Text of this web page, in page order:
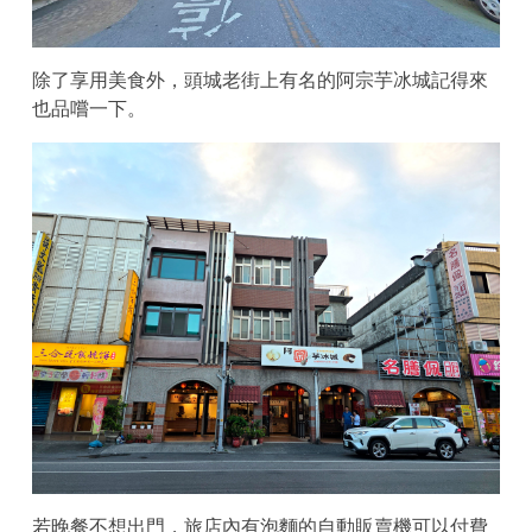
除了享用美食外，頭城老街上有名的阿宗芋冰城記得來
也品嚐一下。
若晚餐不想出門，旅店內有泡麵的自動販賣機可以付費